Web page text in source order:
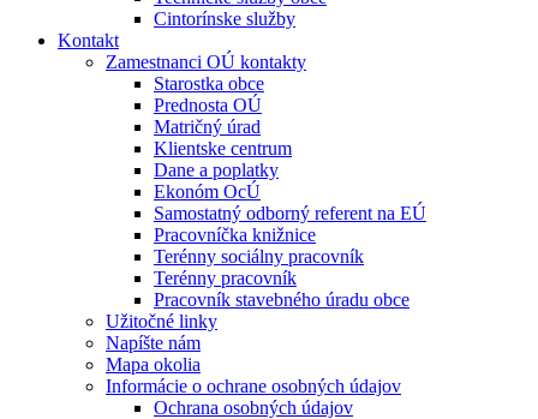
Cintorínske služby
Kontakt
Zamestnanci OÚ kontakty
Starostka obce
Prednosta OÚ
Matričný úrad
Klientske centrum
Dane a poplatky
Ekonóm OcÚ
Samostatný odborný referent na EÚ
Pracovníčka knižnice
Terénny sociálny pracovník
Terénny pracovník
Pracovník stavebného úradu obce
Užitočné linky
Napíšte nám
Mapa okolia
Informácie o ochrane osobných údajov
Ochrana osobných údajov